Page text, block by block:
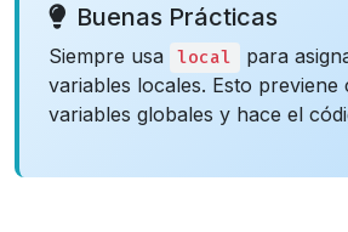
Buenas Prácticas
Siempre usa local
para
variables locales. Esto
variables globales y hace el